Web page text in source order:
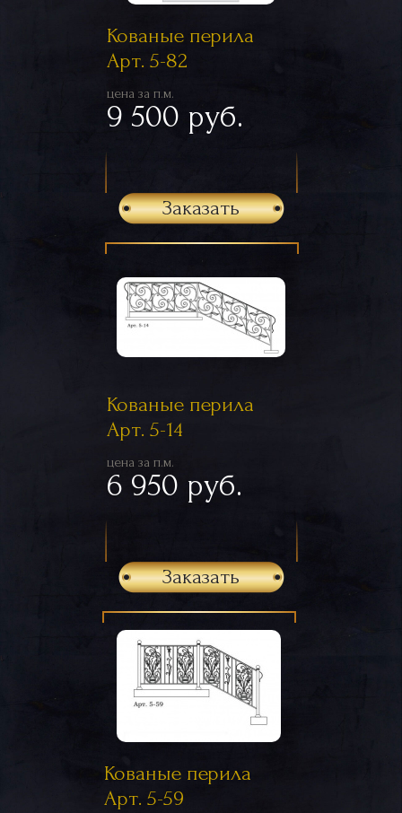
Кованые перила
Арт. 5-82
цена за п.м.
9 500 руб.
Заказать
Кованые перила
Арт. 5-14
цена за п.м.
6 950 руб.
Заказать
Кованые перила
Арт. 5-59